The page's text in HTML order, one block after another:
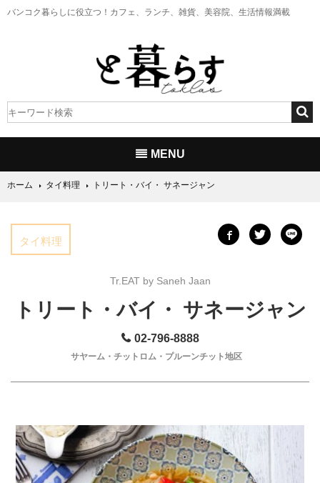
バンコク暮らしに役立つ！ カフェ、ランチ、雑貨、美容院、生活情報満載
MENU
ホーム タイ料理 トリート・バイ・ サネージャン
タイ料理
Tr.EAT by Saneh Jaan
トリート・バイ・ サネージャン
02-796-8888
サヤーム・チットロム・プルーンチット地区